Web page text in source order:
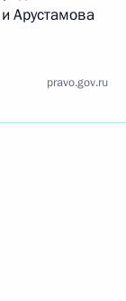
Арустамова
pravo.gov.ru